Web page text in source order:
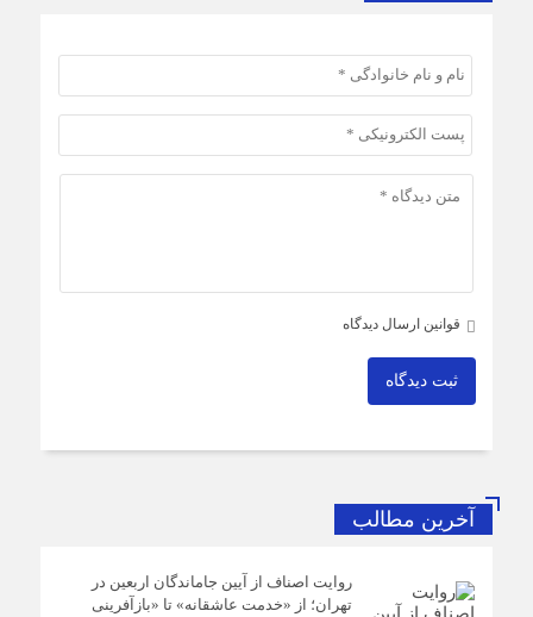
قوانین ارسال دیدگاه
ثبت دیدگاه
آخرین مطالب
روایت اصناف از آیین جاماندگان اربعین در
تهران؛ از «خدمت عاشقانه» تا «بازآفرینی